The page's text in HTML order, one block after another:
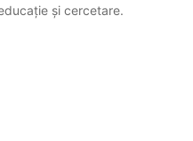
și cercetare.